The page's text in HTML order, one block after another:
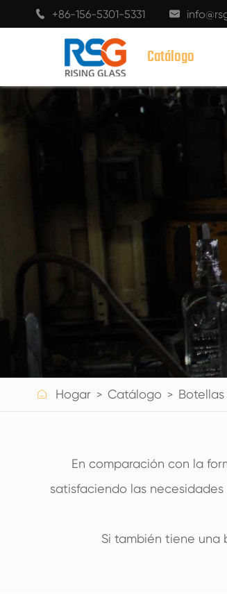
 +86-156-5301-5331 
Catálogo
BOTELLAS DE VIDRIO CON ESPÍRITUS
BOTELLAS DE CERVEZA
BOTELLAS DE ACEITE
BOTELLAS DE VIDRIO PARA BEBIDAS
BOTELLAS DE VIDRIO DE AGUA
FRASCOS DE VIDRIO
 Hogar Catálogo
En comparación con la
satisfaciendo las
Si también tiene una